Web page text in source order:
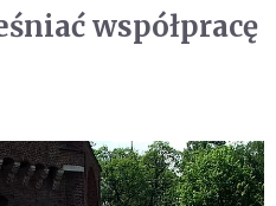
współpracę